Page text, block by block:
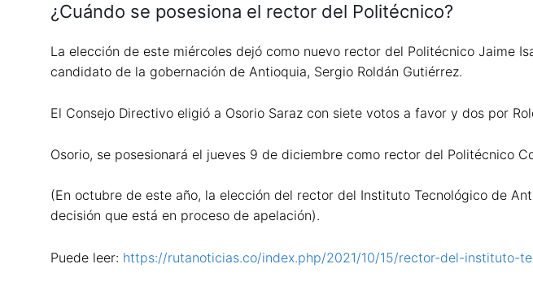
¿Cuándo se posesiona el rector del Politécnico?
La elección de este miércoles dejó como nuevo rector del Politécnico Jaime
candidato de la gobernación de Antioquia, Sergio Roldán Gutiérrez.
El Consejo Directivo eligió a Osorio Saraz con siete votos a favor y dos por
Osorio, se posesionará el jueves 9 de diciembre como rector del Politécnico
(En octubre de este año, la elección del rector del Instituto Tecnológico de
decisión que está en proceso de apelación).
Puede leer: https://rutanoticias.co/index.php/2021/10/15/rector-del-instituto-